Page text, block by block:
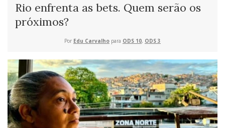
Rio enfrenta as bets. Quem serão os
próximos?
Por Edu Carvalho para ODS 10, ODS 3